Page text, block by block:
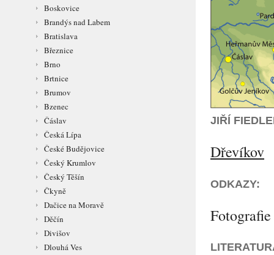
Boskovice
Brandýs nad Labem
Bratislava
Březnice
Brno
Brtnice
Brumov
Bzenec
Čáslav
Česká Lípa
České Budějovice
Český Krumlov
Český Těšín
Čkyně
Dačice na Moravě
Děčín
Divišov
Dlouhá Ves
JIŘÍ
Dřevíkov
ODKAZY: